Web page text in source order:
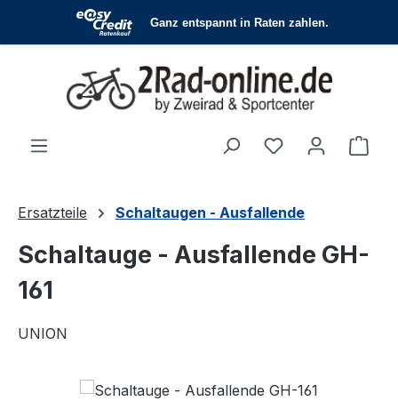
Zum Hauptinhalt springen
Du hast 0
Ersatzteile Schaltaugen - Ausfallende
Schaltauge - Ausfallende GH-
161
UNION